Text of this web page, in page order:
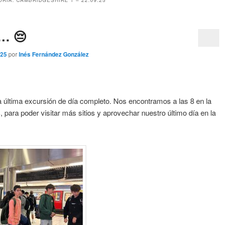
😔
porInés Fernández González
última excursión de día completo. Nos encontramos a las 8 en la
para poder visitar más sitios y aprovechar nuestro último día en la